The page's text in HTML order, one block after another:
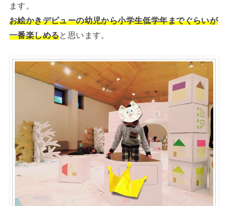
ます。
お絵かきデビューの幼児から小学生低学年までぐらいが
一番楽しめると思います。